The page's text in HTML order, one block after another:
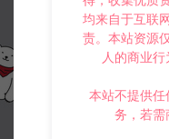
均来自于互联
责。本站资源
人的商业
本站不提供
务，若需